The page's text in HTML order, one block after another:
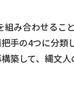
み合わせるこ
手の4つに分
築して、縄文人